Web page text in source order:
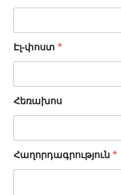
Է
ս
տ
ւ
ն
Էլ-փոստ*
Հեռախոս
Հաղորդագրություն*